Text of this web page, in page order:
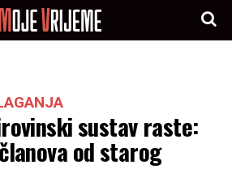
sustav raste:
od starog